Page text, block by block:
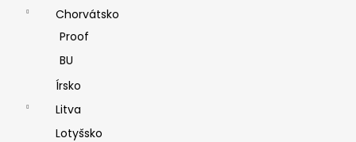
Chorvátsko
Proof
BU
Írsko
Litva
Lotyšsko